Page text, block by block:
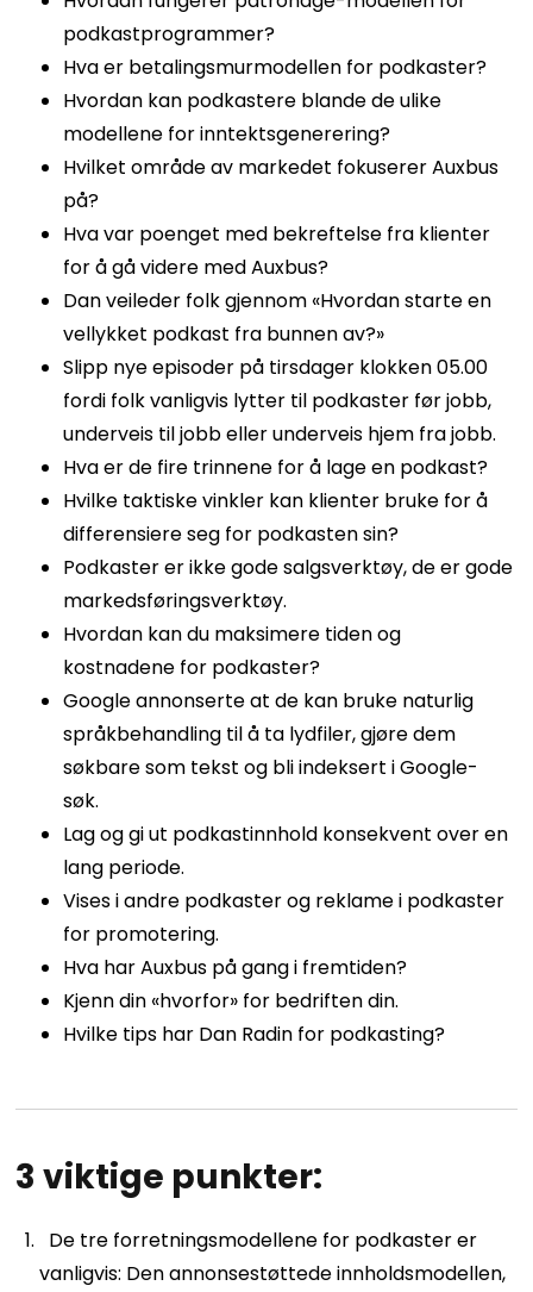
podkastprogrammer?
Hva er betalingsmurmodellen for podkaster?
Hvordan kan podkastere blande de ulike
modellene for inntektsgenerering?
Hvilket område av markedet fokuserer Auxbus
på?
Hva var poenget med bekreftelse fra klienter
for å gå videre med Auxbus?
Dan veileder folk gjennom «Hvordan starte en
vellykket podkast fra bunnen av?»
Slipp nye episoder på tirsdager klokken 05.00
fordi folk vanligvis lytter til podkaster før jobb,
underveis til jobb eller underveis hjem fra jobb.
Hva er de fire trinnene for å lage en podkast?
Hvilke taktiske vinkler kan klienter bruke for å
differensiere seg for podkasten sin?
Podkaster er ikke gode salgsverktøy, de er gode
markedsføringsverktøy.
Hvordan kan du maksimere tiden og
kostnadene for podkaster?
Google annonserte at de kan bruke naturlig
språkbehandling til å ta lydfiler, gjøre dem
søkbare som tekst og bli indeksert i Google-
søk.
Lag og gi ut podkastinnhold konsekvent over en
lang periode.
Vises i andre podkaster og reklame i podkaster
for promotering.
Hva har Auxbus på gang i fremtiden?
Kjenn din «hvorfor» for bedriften din.
Hvilke tips har Dan Radin for podkasting?
3 viktige punkter:
De tre forretningsmodellene for podkaster er
vanligvis: Den annonsestøttede innholdsmodellen,